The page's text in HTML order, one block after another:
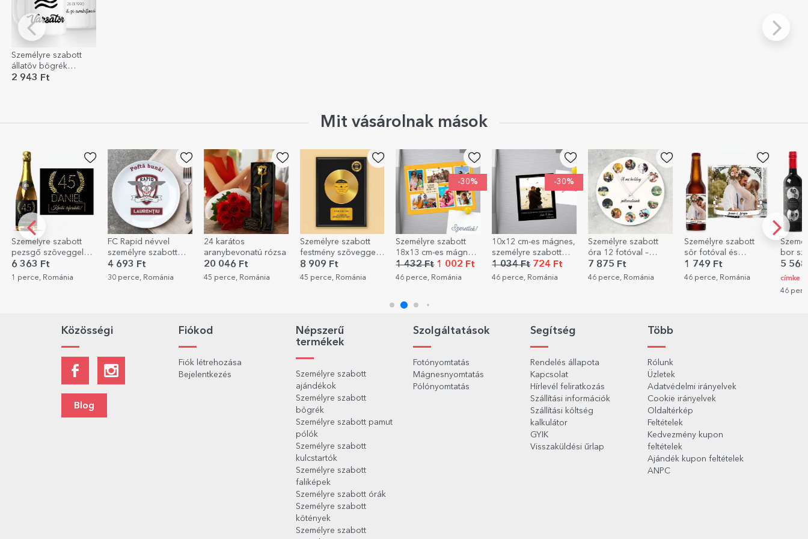
Személyre szabott
állatöv bögrék
szöveggel - Vízöntő
2 943 Ft
Mit vásárolnak mások
Személyre szabott
pezsgő szöveggel
születésnapokra -
Arany
6 363 Ft
1 perce, Románia
FC Rapid névvel
személyre szabott
tábla
4 693 Ft
30 perce, Románia
24 karátos
aranybevonatú rózsa
20 046 Ft
45 perce, Románia
Személyre szabott
festmény szöveggel -
Az Arany Lemez
8 909 Ft
45 perce, Románia
-30%
Személyre szabott
18x13 cm-es mágnes
6 fotóval és
szöveggel – Emlékek
1 432 Ft1 002 Ft
46 perce, Románia
-30%
10x12 cm-es mágnes,
személyre szabott
fotóval és szöveggel
- Emlékek
1 034 Ft724 Ft
46 perce, Románia
Személyre szabott
óra 12 fotóval –
Pillanataink
7 875 Ft
46 perce, Románia
Személyre szabott
sör fotóval és
szöveggel
1 749 Ft
46 perce, Románia
bor
5
címke
46
Közösségi
Blog
Fiókod
Fiók létrehozása
Bejelentkezés
Népszerű
termékek
Személyre szabott
ajándékok
Személyre szabott
bögrék
Személyre szabott pamut
pólók
Személyre szabott
kulcstartók
Személyre szabott
faliképek
Személyre szabott órák
Személyre szabott
kötények
Személyre szabott
Szolgáltatások
Fotónyomtatás
Mágnesnyomtatás
Pólónyomtatás
Segítség
Rendelés állapota
Kapcsolat
Hírlevél feliratkozás
Szállítási információk
Szállítási költség
kalkulátor
GYIK
Visszaküldési űrlap
Több
Rólunk
Üzletek
Adatvédelmi irányelvek
Cookie irányelvek
Oldaltérkép
Feltételek
Kedvezmény kupon
feltételek
Ajándék kupon feltételek
ANPC